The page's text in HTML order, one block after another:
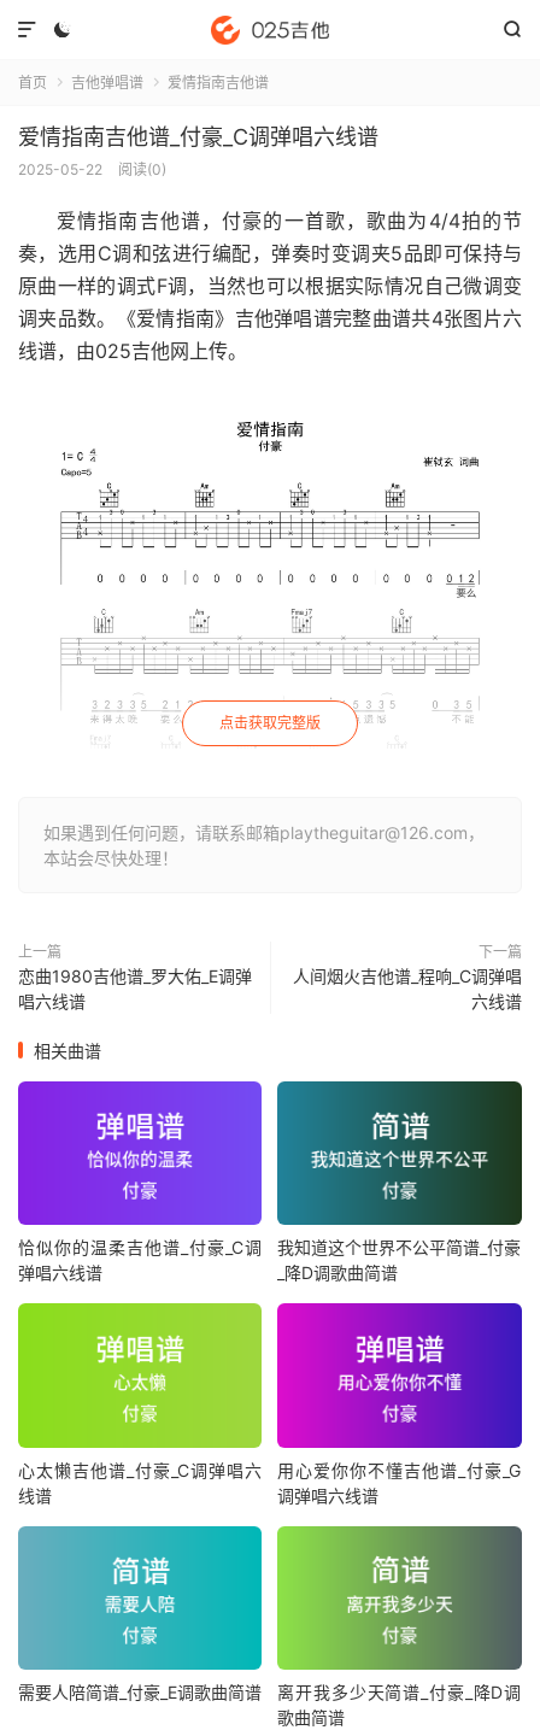
 

首页  吉他弹唱谱  爱情指南吉他谱
爱情指南吉他谱_付豪_C调弹唱六线谱
2025-05-22 阅读(0)
爱情指南吉他谱，付豪的一首歌，歌曲为4/4拍的节
奏，选用C调和弦进行编配，弹奏时变调夹5品即可保持与
原曲一样的调式F调，当然也可以根据实际情况自己微调变
调夹品数。《爱情指南》吉他弹唱谱完整曲谱共4张图片六
线谱，由025吉他网上传。
点击获取完整版
如果遇到任何问题，请联系邮箱playtheguitar@126.com，
本站会尽快处理！
上一篇
恋曲1980吉他谱_罗大佑_E调弹
唱六线谱
下一篇
人间烟火吉他谱_程响_C调弹唱
六线谱
相关曲谱
恰似你的温柔吉他谱_付豪_C调
弹唱六线谱
我知道这个世界不公平简谱_付豪
_降D调歌曲简谱
心太懒吉他谱_付豪_C调弹唱六
线谱
用心爱你你不懂吉他谱_付豪_G
调弹唱六线谱
需要人陪简谱_付豪_E调歌曲简谱
离开我多少天简谱_付豪_降D调
歌曲简谱